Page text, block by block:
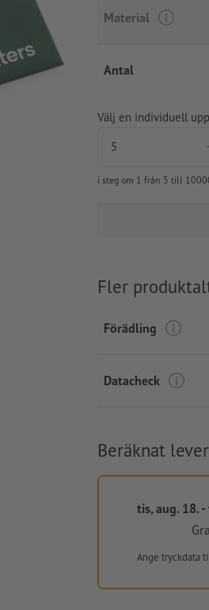
Material
Antal
Välj en individuell
i steg om 1 från 5 till
Fler
Förädling
Datacheck
Beräknat
tis, aug. 18.
Ange tryckdata